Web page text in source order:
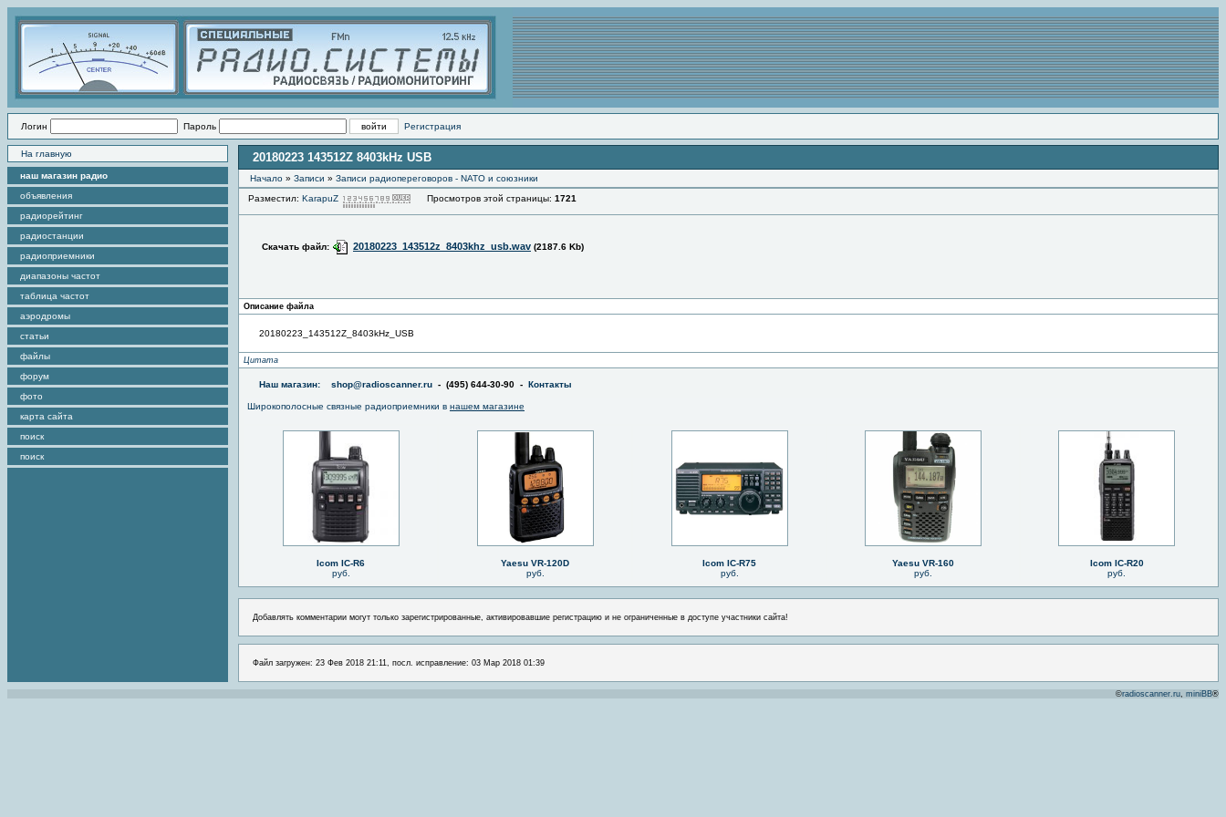
Логин Пароль Регистрация
На главную
наш магазин радио
объявления
радиорейтинг
радиостанции
радиоприемники
диапазоны частот
таблица частот
аэродромы
статьи
файлы
форум
фото
карта сайта
поиск
поиск
20180223 143512Z 8403kHz USB
Начало » Записи » Записи радиопереговоров - NATO и союзники
Разместил: KarapuZ Просмотров этой страницы: 1721
Скачать файл: 20180223_143512z_8403khz_usb.wav (2187.6 Kb)
Описание файла
20180223_143512Z_8403kHz_USB
Цитата
Наш магазин: shop@radioscanner.ru - (495) 644-30-90 - Контакты
Широкополосные связные радиоприемники в нашем магазине
Icom IC-R6
руб.
Yaesu VR-120D
руб.
Icom IC-R75
руб.
Yaesu VR-160
руб.
Icom IC-R20
руб.
Добавлять комментарии могут только зарегистрированные, активировавшие регистрацию и не ограниченные в доступе участники сайта!
Файл загружен: 23 Фев 2018 21:11, посл. исправление: 03 Мар 2018 01:39
©radioscanner.ru, miniBB®